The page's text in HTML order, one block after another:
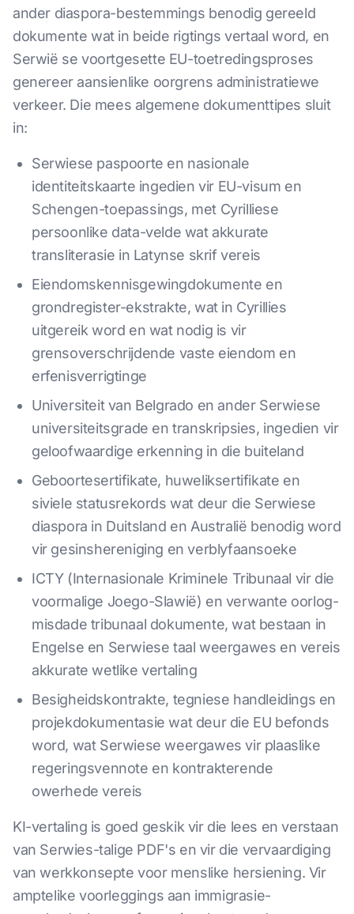
ander diaspora-bestemmings benodig gereeld
dokumente wat in beide rigtings vertaal word, en
Serwië se voortgesette EU-toetredingsproses
genereer aansienlike oorgrens administratiewe
verkeer. Die mees algemene dokumenttipes sluit
in:
Serwiese paspoorte en nasionale
identiteitskaarte ingedien vir EU-visum en
Schengen-toepassings, met Cyrilliese
persoonlike data-velde wat akkurate
transliterasie in Latynse skrif vereis
Eiendomskennisgewingdokumente en
grondregister-ekstrakte, wat in Cyrillies
uitgereik word en wat nodig is vir
grensoverschrijdende vaste eiendom en
erfenisverrigtinge
Universiteit van Belgrado en ander Serwiese
universiteitsgrade en transkripsies, ingedien vir
geloofwaardige erkenning in die buiteland
Geboortesertifikate, huweliksertifikate en
siviele statusrekords wat deur die Serwiese
diaspora in Duitsland en Australië benodig word
vir gesinshereniging en verblyfaansoeke
ICTY (Internasionale Kriminele Tribunaal vir die
voormalige Joego-Slawië) en verwante oorlog-
misdade tribunaal dokumente, wat bestaan in
Engelse en Serwiese taal weergawes en vereis
akkurate wetlike vertaling
Besigheidskontrakte, tegniese handleidings en
projekdokumentasie wat deur die EU befonds
word, wat Serwiese weergawes vir plaaslike
regeringsvennote en kontrakterende
owerhede vereis
KI-vertaling is goed geskik vir die lees en verstaan
van Serwies-talige PDF's en vir die vervaardiging
van werkkonsepte voor menslike hersiening. Vir
amptelike voorleggings aan immigrasie-